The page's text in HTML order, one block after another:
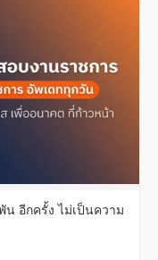
น อีกครั้ง ไม่เป็นความ